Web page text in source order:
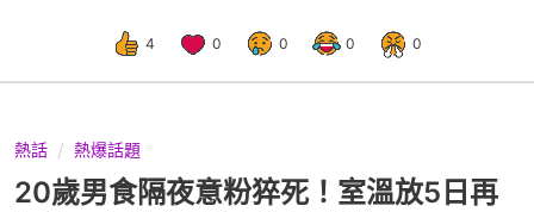
4 0 0 0 0
熱話 熱爆話題
20歲男食隔夜意粉猝死！室溫放5日再